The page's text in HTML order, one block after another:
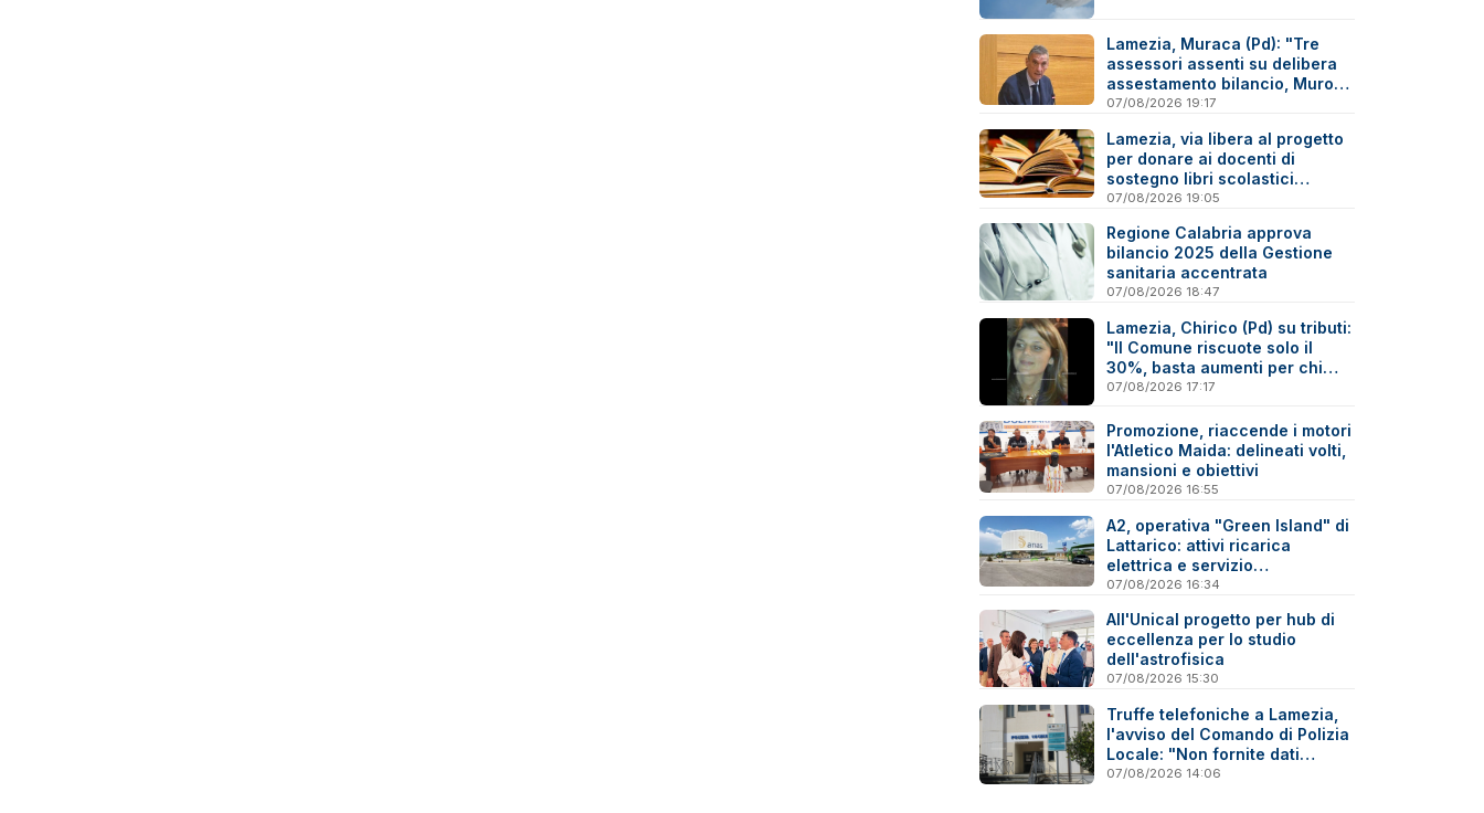
Lamezia, Muraca (Pd): "Tre
assessori assenti su delibera
assestamento bilancio, Murone
in difficoltà"
07/08/2026 19:17
Lamezia, via libera al progetto
per donare ai docenti di
sostegno libri scolastici
destinati al macero
07/08/2026 19:05
Regione Calabria approva
bilancio 2025 della Gestione
sanitaria accentrata
07/08/2026 18:47
Lamezia, Chirico (Pd) su tributi:
"Il Comune riscuote solo il
30%, basta aumenti per chi
paga"
07/08/2026 17:17
Promozione, riaccende i motori
l'Atletico Maida: delineati volti,
mansioni e obiettivi
07/08/2026 16:55
A2, operativa "Green Island" di
Lattarico: attivi ricarica
elettrica e servizio
sperimentale di soccorso
07/08/2026 16:34
All'Unical progetto per hub di
eccellenza per lo studio
dell'astrofisica
07/08/2026 15:30
Truffe telefoniche a Lamezia,
l'avviso del Comando di Polizia
Locale: "Non fornite dati
personali"
07/08/2026 14:06